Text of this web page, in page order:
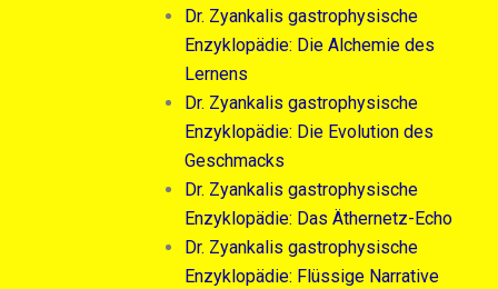
Dr. Zyankalis gastrophysische
Enzyklopädie: Die Alchemie des
Lernens
Dr. Zyankalis gastrophysische
Enzyklopädie: Die Evolution des
Geschmacks
Dr. Zyankalis gastrophysische
Enzyklopädie: Das Äthernetz-Echo
Dr. Zyankalis gastrophysische
Enzyklopädie: Flüssige Narrative